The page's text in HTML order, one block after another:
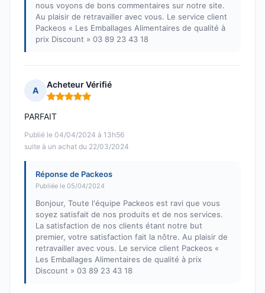
nous voyons de bons commentaires sur notre site.
Au plaisir de retravailler avec vous. Le service client
Packeos « Les Emballages Alimentaires de qualité à
prix Discount » 03 89 23 43 18
A
Acheteur Vérifié
Note : 5 sur 5
Publié le 04/04/2024 à 13h56
suite à un achat du 22/03/2024
PARFAIT
Réponse de Packeos
Publiée le 05/04/2024
Bonjour, Toute l'équipe Packeos est ravi que vous
soyez satisfait de nos produits et de nos services.
La satisfaction de nos clients étant notre but
premier, votre satisfaction fait la nôtre. Au plaisir de
retravailler avec vous. Le service client Packeos «
Les Emballages Alimentaires de qualité à prix
Discount » 03 89 23 43 18